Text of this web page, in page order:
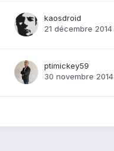
kaosdroid
21 décembre 2014
ptimickey59
30 novembre 2014